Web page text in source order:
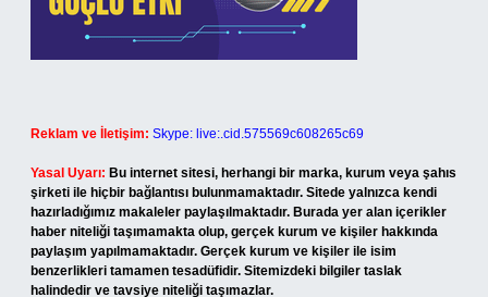
Reklam ve İletişim: Skype: live:.cid.575569c608265c69
Yasal Uyarı: Bu internet sitesi, herhangi bir marka, kurum veya şahıs
şirketi ile hiçbir bağlantısı bulunmamaktadır. Sitede yalnızca kendi
hazırladığımız makaleler paylaşılmaktadır. Burada yer alan içerikler
haber niteliği taşımamakta olup, gerçek kurum ve kişiler hakkında
paylaşım yapılmamaktadır. Gerçek kurum ve kişiler ile isim
benzerlikleri tamamen tesadüfidir. Sitemizdeki bilgiler taslak
halindedir ve tavsiye niteliği taşımazlar.